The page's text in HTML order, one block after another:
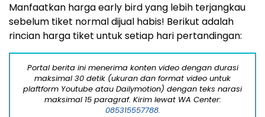
Manfaatkan harga early bird yang lebih terjangkau
sebelum tiket normal dijual habis! Berikut adalah
rincian harga tiket untuk setiap hari pertandingan:
Portal berita ini menerima konten video dengan durasi
maksimal 30 detik (ukuran dan format video untuk
plaftform Youtube atau Dailymotion) dengan teks narasi
maksimal 15 paragraf. Kirim lewat WA Center:
085315557788.